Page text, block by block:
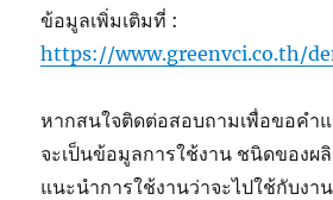
ข้อมูลเพิ่มเติมที่ :
https://www.greenvci.co.th/
หากสนใจติดต่อสอบถามเพื่อขอคำ
จะเป็นข้อมูลการใช้งาน ชนิดของ
แนะนำการใช้งานว่าจะไปใช้กับงา